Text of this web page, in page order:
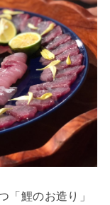
「鯉のお造り」